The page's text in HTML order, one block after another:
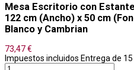
Mesa Escritorio con
122 cm (Ancho) x 50 cm
Blanco y Cambrian
73,47 €
Impuestos incluidos Entrega de